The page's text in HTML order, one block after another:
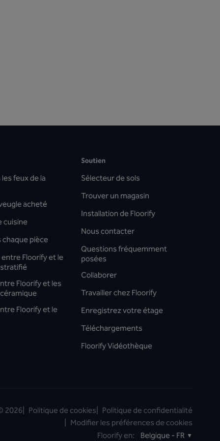
feux de la
acheté
cuisine
chaque pièce
Floorify et le
stratifié
Floorify et les
Floorify et le
Soutien
Sélecteur de sols
Trouver un magasin
Installation de Floorify
Nous contacter
Questions fréquemment
posées
Collaborer
Travailler chez Floorify
Enregistrez votre étage
Téléchargements
Floorify Vidéothèque
2026 Politique de cookies
Politique de confidentialité
Modifier les préférences de cookies
Floorify en:
Belgique - FR ▼